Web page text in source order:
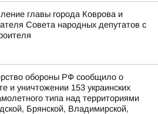
главы города Коврова и
Совета народных депутатов с
обороны РФ сообщило о
и уничтожении 153 украинских
типа над территориями
Брянской, Владимирской,